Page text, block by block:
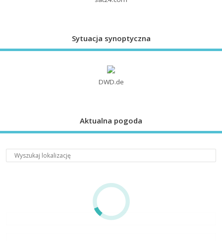
Sytuacja synoptyczna
DWD.de
Aktualna pogoda